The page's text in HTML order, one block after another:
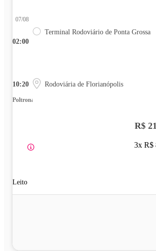
02:00
07/08
Terminal Rodoviário de Ponta Grossa
10:20 Rodoviária de Florianópolis
Poltrona
Leito
R$
3x R$